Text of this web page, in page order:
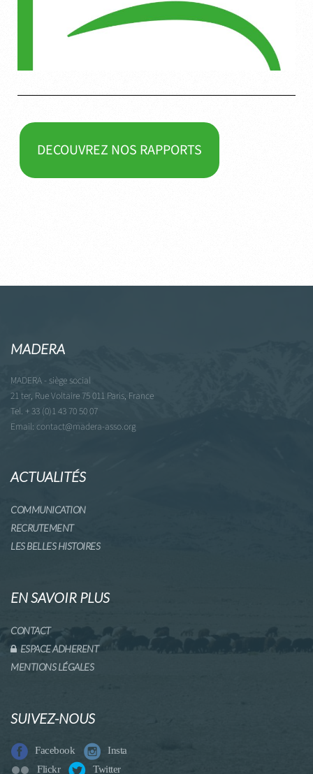
DECOUVREZ NOS RAPPORTS
MADERA
MADERA - siège social
21 ter, Rue Voltaire 75 011 Paris, France
Tel. + 33 (0)1 43 70 50 07
Email: contact@madera-asso.org
ACTUALITÉS
COMMUNICATION
RECRUTEMENT
LES BELLES HISTOIRES
EN SAVOIR PLUS
CONTACT
ESPACE ADHERENT
MENTIONS LÉGALES
SUIVEZ-NOUS
Facebook
Insta
Flickr
Twitter